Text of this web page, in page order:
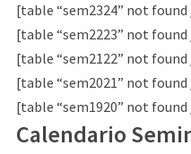
[table “sem2324” not found
[table “sem2223” not found
[table “sem2122” not found
[table “sem2021” not found
[table “sem1920” not found
Calendario